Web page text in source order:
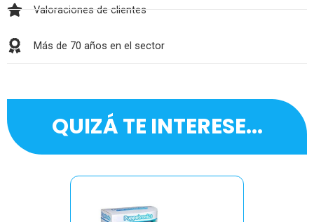
Valoraciones de clientes
Más de 70 años en el sector
QUIZÁ TE INTERESE...